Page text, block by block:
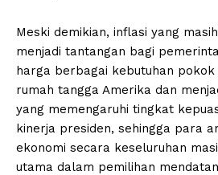
Meski demikian, inflasi yang
menjadi tantangan bagi
harga berbagai kebutuhan
rumah tangga Amerika dan
yang memengaruhi tingkat
kinerja presiden, sehingga para
ekonomi secara keseluruhan
utama dalam pemilihan